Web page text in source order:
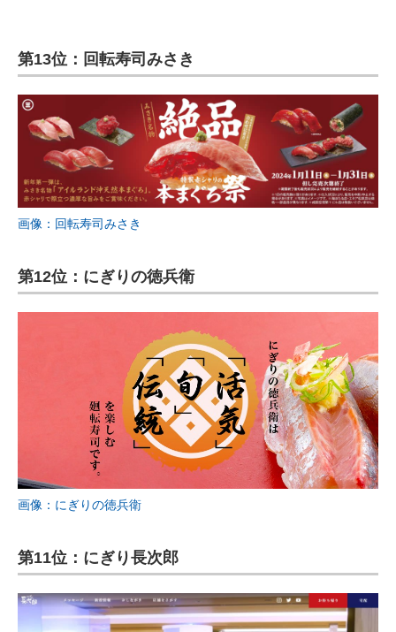
第13位：回転寿司みさき
画像：回転寿司みさき
第12位：にぎりの徳兵衛
画像：にぎりの徳兵衛
第11位：にぎり長次郎